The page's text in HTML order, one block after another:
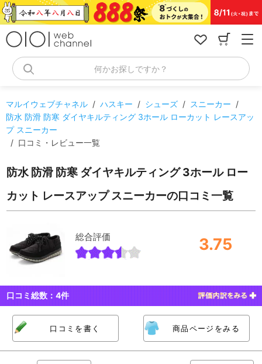
コ
ン
何かお探しですか？
マルイウェブチャネル / ハスキー / シューズ / スニーカー /
防水 防滑 防寒 ダイヤキルティング 3ホール ローカット レースアッ
プ スニーカー
/ 口コミ・レビュー一覧
防水 防滑 防寒 ダイヤキルティング 3ホール ロー
カット レースアップ スニーカーの口コミ一覧
総合評価 3.75
口コミ総数：4件
口コミを書く 商品ページをみる